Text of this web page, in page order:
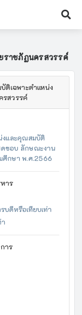
ราชภัฏนครสวรรค์
ติเฉพาะตำแหน่ง
รสวรรค์
งและคุณสมบัติ
ดชอบ ลักษณะงาน
ศึกษา พ.ศ.2566
าร
ดีหรือเทียบเท่า
าร